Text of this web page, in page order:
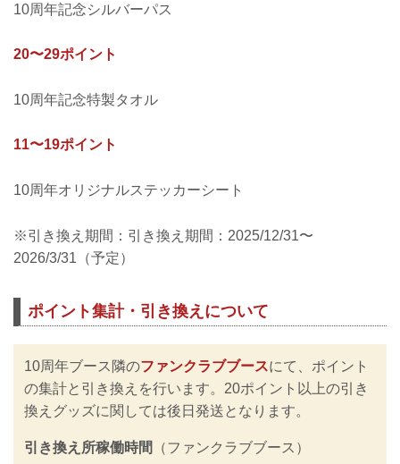
10周年記念シルバーパス
20〜29ポイント
10周年記念特製タオル
11〜19ポイント
10周年オリジナルステッカーシート
※引き換え期間：引き換え期間：2025/12/31〜
2026/3/31（予定）
ポイント集計・引き換えについて
10周年ブース隣のファンクラブブースにて、ポイント
の集計と引き換えを行います。20ポイント以上の引き
換えグッズに関しては後日発送となります。
引き換え所稼働時間 （ファンクラブブース）